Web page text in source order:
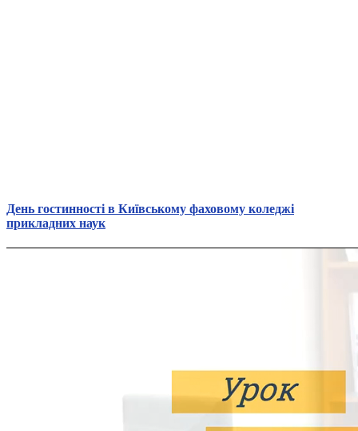
День гостинності в Київському фаховому коледжі
прикладних наук